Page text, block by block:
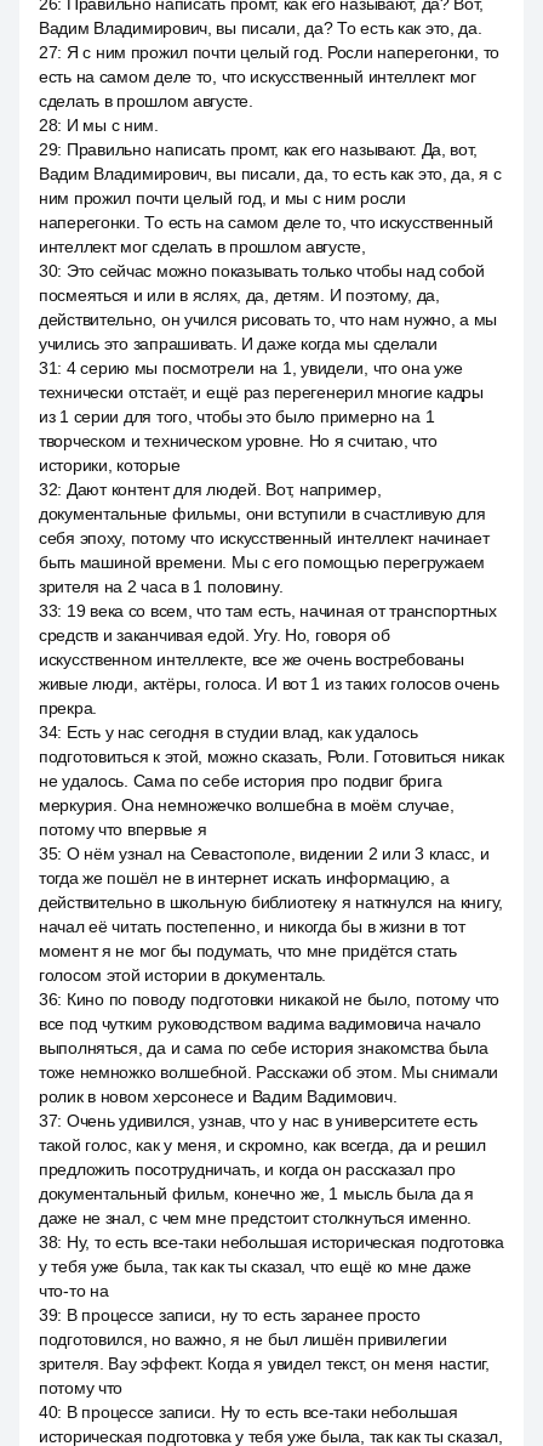
Вадим Владимирович, вы писали, да? То есть как это, да.
27: Я с ним прожил почти целый год. Росли наперегонки, то
есть на самом деле то, что искусственный интеллект мог
сделать в прошлом августе.
28: И мы с ним.
29: Правильно написать промт, как его называют. Да, вот,
Вадим Владимирович, вы писали, да, то есть как это, да, я с
ним прожил почти целый год, и мы с ним росли
наперегонки. То есть на самом деле то, что искусственный
интеллект мог сделать в прошлом августе,
30: Это сейчас можно показывать только чтобы над собой
посмеяться и или в яслях, да, детям. И поэтому, да,
действительно, он учился рисовать то, что нам нужно, а мы
учились это запрашивать. И даже когда мы сделали
31: 4 серию мы посмотрели на 1, увидели, что она уже
технически отстаёт, и ещё раз перегенерил многие кадры
из 1 серии для того, чтобы это было примерно на 1
творческом и техническом уровне. Но я считаю, что
историки, которые
32: Дают контент для людей. Вот, например,
документальные фильмы, они вступили в счастливую для
себя эпоху, потому что искусственный интеллект начинает
быть машиной времени. Мы с его помощью перегружаем
зрителя на 2 часа в 1 половину.
33: 19 века со всем, что там есть, начиная от транспортных
средств и заканчивая едой. Угу. Но, говоря об
искусственном интеллекте, все же очень востребованы
живые люди, актёры, голоса. И вот 1 из таких голосов очень
прекра.
34: Есть у нас сегодня в студии влад, как удалось
подготовиться к этой, можно сказать, Роли. Готовиться никак
не удалось. Сама по себе история про подвиг брига
меркурия. Она немножечко волшебна в моём случае,
потому что впервые я
35: О нём узнал на Севастополе, видении 2 или 3 класс, и
тогда же пошёл не в интернет искать информацию, а
действительно в школьную библиотеку я наткнулся на книгу,
начал её читать постепенно, и никогда бы в жизни в тот
момент я не мог бы подумать, что мне придётся стать
голосом этой истории в документаль.
36: Кино по поводу подготовки никакой не было, потому что
все под чутким руководством вадима вадимовича начало
выполняться, да и сама по себе история знакомства была
тоже немножко волшебной. Расскажи об этом. Мы снимали
ролик в новом херсонесе и Вадим Вадимович.
37: Очень удивился, узнав, что у нас в университете есть
такой голос, как у меня, и скромно, как всегда, да и решил
предложить посотрудничать, и когда он рассказал про
документальный фильм, конечно же, 1 мысль была да я
даже не знал, с чем мне предстоит столкнуться именно.
38: Ну, то есть все-таки небольшая историческая подготовка
у тебя уже была, так как ты сказал, что ещё ко мне даже
что-то на
39: В процессе записи, ну то есть заранее просто
подготовился, но важно, я не был лишён привилегии
зрителя. Вау эффект. Когда я увидел текст, он меня настиг,
потому что
40: В процессе записи. Ну то есть все-таки небольшая
историческая подготовка у тебя уже была, так как ты сказал,